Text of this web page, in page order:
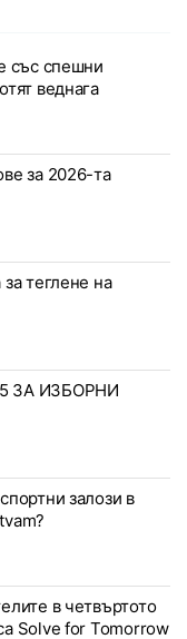
със спешни
веднага
за 2026-та
теглене на
ЗА ИЗБОРНИ
залози в
в четвъртото
Solve for Tomorrow